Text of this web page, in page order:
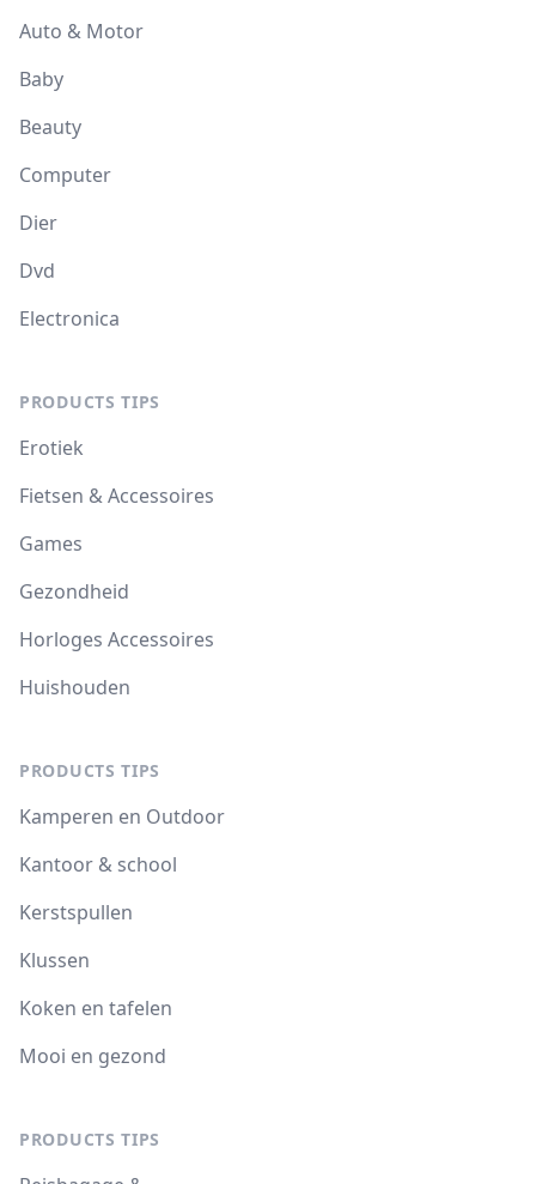
Auto & Motor
Baby
Beauty
Computer
Dier
Dvd
Electronica
PRODUCTS TIPS
Erotiek
Fietsen & Accessoires
Games
Gezondheid
Horloges Accessoires
Huishouden
PRODUCTS TIPS
Kamperen en Outdoor
Kantoor & school
Kerstspullen
Klussen
Koken en tafelen
Mooi en gezond
PRODUCTS TIPS